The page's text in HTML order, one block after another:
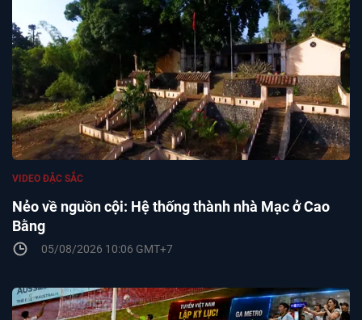
Nẻo về nguồn cội: Hệ thống thành nhà Mạc ở Cao
Bằng
VIDEO ĐẶC SẮC
05/08/2026 10:06 GMT+7